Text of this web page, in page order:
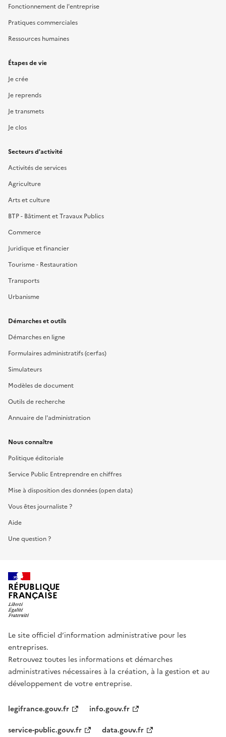
Fonctionnement de l'entreprise
Pratiques commerciales
Ressources humaines
Étapes de vie
Je crée
Je reprends
Je transmets
Je clos
Secteurs d'activité
Activités de services
Agriculture
Arts et culture
BTP - Bâtiment et Travaux Publics
Commerce
Juridique et financier
Tourisme - Restauration
Transports
Urbanisme
Démarches et outils
Démarches en ligne
Formulaires administratifs (cerfas)
Simulateurs
Modèles de document
Outils de recherche
Annuaire de l'administration
Nous connaître
Politique éditoriale
Service Public Entreprendre en chiffres
Mise à disposition des données (open data)
Vous êtes journaliste ?
Aide
Une question ?
RÉPUBLIQUE
FRANÇAISE
Le site officiel d’information administrative pour les
entreprises.
Retrouvez toutes les informations et démarches
administratives nécessaires à la création, à la gestion et au
développement de votre entreprise.
legifrance.gouv.fr
info.gouv.fr
service-public.gouv.fr
data.gouv.fr